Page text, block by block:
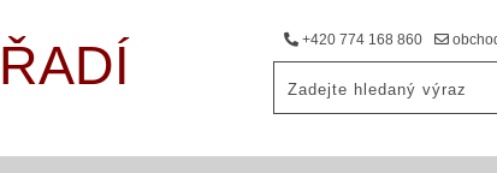
+420 774 168 860